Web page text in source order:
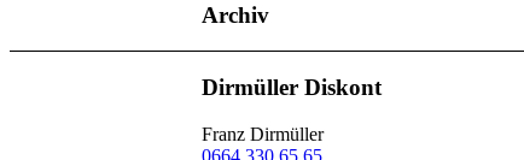
Archiv
Dirmüller Diskont
Franz Dirmüller
0664 330 65 65